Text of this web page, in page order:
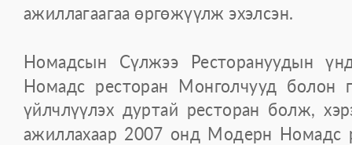
ажиллагаагаа өргөжүүлж эхэлсэн.
Номадсын Сүлжээ Ресторануудын
Номадс ресторан Монголчууд болон
үйлчлүүлэх дуртай ресторан болж,
ажиллахаар 2007 онд Модерн Номадс